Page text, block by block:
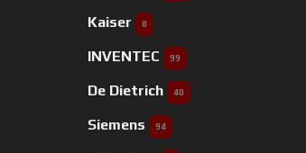
Kaiser 8
INVENTEC 99
De Dietrich 40
Siemens 94